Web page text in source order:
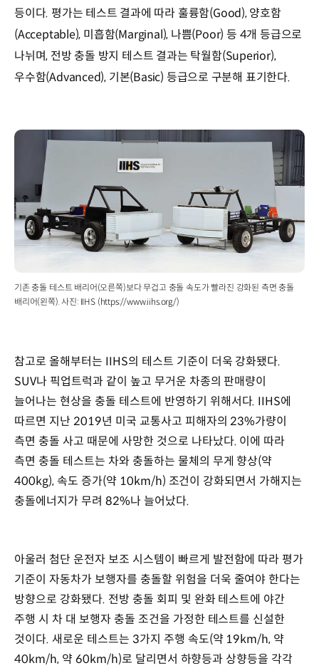
등이다. 평가는 테스트 결과에 따라 훌륭함(Good), 양호함
(Acceptable), 미흡함(Marginal), 나쁨(Poor) 등 4개 등급으로
나뉘며, 전방 충돌 방지 테스트 결과는 탁월함(Superior),
우수함(Advanced), 기본(Basic) 등급으로 구분해 표기한다.
기존 충돌 테스트 배리어(오른쪽)보다 무겁고 충돌 속도가 빨라진 강화된 측면 충돌
배리어(왼쪽). 사진: IIHS (https://www.iihs.org/)
참고로 올해부터는 IIHS의 테스트 기준이 더욱 강화됐다.
SUV나 픽업트럭과 같이 높고 무거운 차종의 판매량이
늘어나는 현상을 충돌 테스트에 반영하기 위해서다. IIHS에
따르면 지난 2019년 미국 교통사고 피해자의 23%가량이
측면 충돌 사고 때문에 사망한 것으로 나타났다. 이에 따라
측면 충돌 테스트는 차와 충돌하는 물체의 무게 향상(약
400kg), 속도 증가(약 10km/h) 조건이 강화되면서 가해지는
충돌에너지가 무려 82%나 늘어났다.
아울러 첨단 운전자 보조 시스템이 빠르게 발전함에 따라 평가
기준이 자동차가 보행자를 충돌할 위험을 더욱 줄여야 한다는
방향으로 강화됐다. 전방 충돌 회피 및 완화 테스트에 야간
주행 시 차 대 보행자 충돌 조건을 가정한 테스트를 신설한
것이다. 새로운 테스트는 3가지 주행 속도(약 19km/h, 약
40km/h, 약 60km/h)로 달리면서 하향등과 상향등을 각각